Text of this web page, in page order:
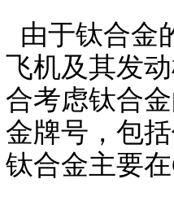
由于钛合金
飞机及其发
合考虑钛合
金牌号，包
钛合金主要